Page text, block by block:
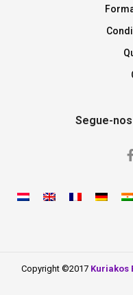
Segue-
Copyright ©2017 Kuriakos